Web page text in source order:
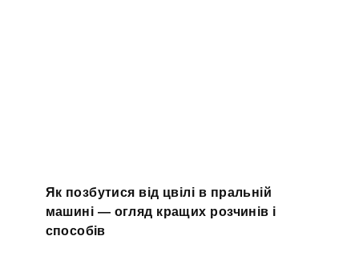
Як позбутися від цвілі в пральній
машині — огляд кращих розчинів і
способів